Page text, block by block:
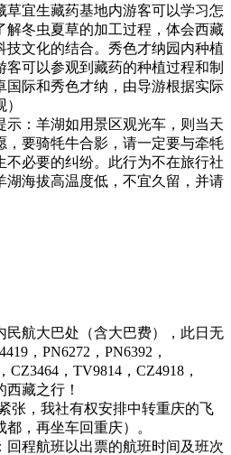
草宜生藏药基地内游客可以学习怎
解冬虫夏草的加工过程，体会西藏
技文化的结合。秀色才纳园内种植
可以参观到藏药的种植过程和制
国际和秀色才纳，由导游根据实际
示：羊湖如用景区观光车，则当天
，要骑牦牛合影，请一定要与牵牦
不必要的纠纷。此行为不在旅行社
湖海拔高温度低，不宜久留，并请
民航大巴处（含大巴费），此日无
，PN6272，PN6392，
CZ3464，TV9814，CZ4918，
藏之行！
张，我社有权安排中转重庆的飞
，再坐车回重庆）。
回程航班以出票的航班时间及班次